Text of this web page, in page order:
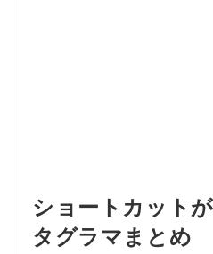
ショートカット
タグラマまとめ